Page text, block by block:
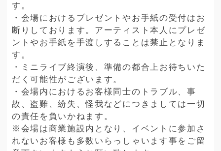
す。
・会場におけるプレゼントやお手紙の受付はお
断りしております。アーティスト本人にプレゼ
ントやお手紙を手渡しすることは禁止となりま
す。
・ミニライブ終演後、準備の都合上お待ちいた
だく可能性がございます。
・会場内におけるお客様同士のトラブル、事
故、盗難、紛失、怪我などにつきましては一切
の責任を負いかねます。
※会場は商業施設内となり、イベントに参加さ
れないお客様も多数いらっしゃいます事をご留